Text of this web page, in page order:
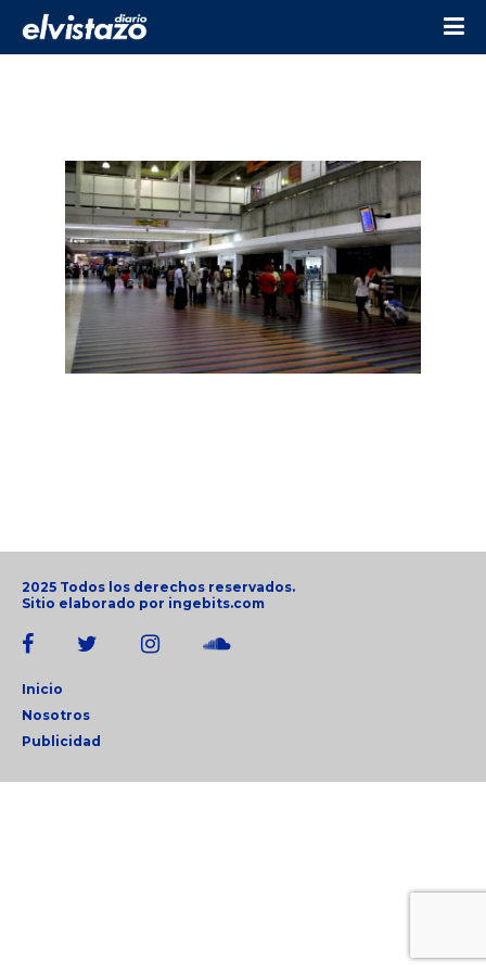
2025 Todos los derechos reservados.
Sitio elaborado por ingebits.com
Inicio
Nosotros
Publicidad